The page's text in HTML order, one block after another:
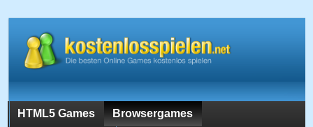
HTML5 Games Browsergames